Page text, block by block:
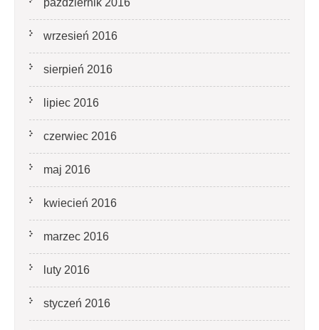
październik 2016
wrzesień 2016
sierpień 2016
lipiec 2016
czerwiec 2016
maj 2016
kwiecień 2016
marzec 2016
luty 2016
styczeń 2016